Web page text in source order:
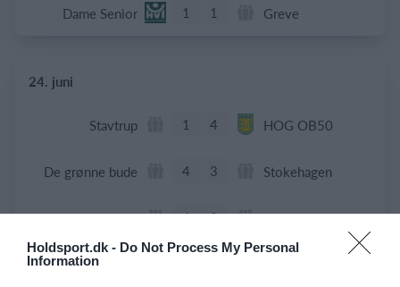
Holdsport.dk - Do Not Process My Personal
Information
Dame Senior 1 1 Greve
24. juni
Stavtrup 1 4 HOG OB50
De grønne bude 4 3 Stokehagen
B82-Fodbold-Fitness-U50 6 0 Modstander